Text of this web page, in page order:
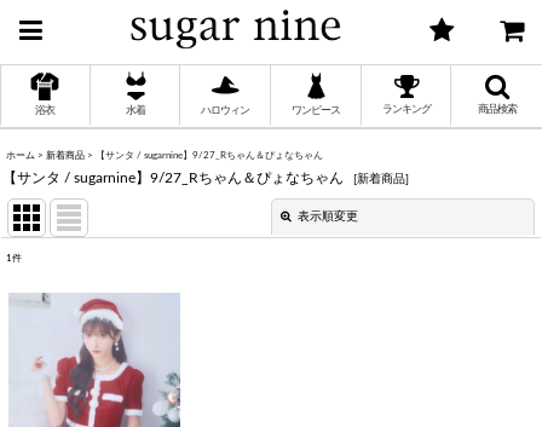
浴衣 水着 ハロウィン ワンピース ランキング 商品検索
ホーム > 新着商品 > 【サンタ / sugarnine】9/27_Rちゃん＆ぴょなちゃん
【サンタ / sugarnine】9/27_Rちゃん＆ぴょなちゃん [新着商品]
表示順変更
1 件